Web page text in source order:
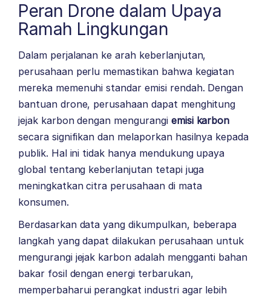
Peran Drone dalam Upaya
Ramah Lingkungan
Dalam perjalanan ke arah keberlanjutan,
perusahaan perlu memastikan bahwa kegiatan
mereka memenuhi standar emisi rendah. Dengan
bantuan drone, perusahaan dapat menghitung
jejak karbon dengan mengurangi emisi karbon
secara signifikan dan melaporkan hasilnya kepada
publik. Hal ini tidak hanya mendukung upaya
global tentang keberlanjutan tetapi juga
meningkatkan citra perusahaan di mata
konsumen.
Berdasarkan data yang dikumpulkan, beberapa
langkah yang dapat dilakukan perusahaan untuk
mengurangi jejak karbon adalah mengganti bahan
bakar fosil dengan energi terbarukan,
memperbaharui perangkat industri agar lebih